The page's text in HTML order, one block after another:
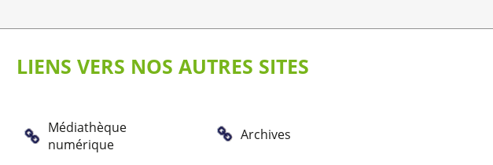
LIENS VERS NOS AUTRES SITES
Médiathèque
numérique
Archives